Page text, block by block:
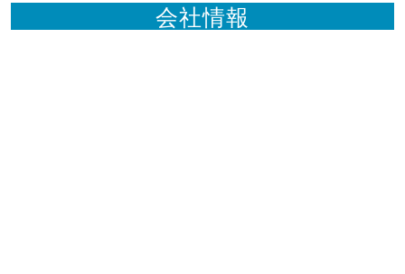
会社情報